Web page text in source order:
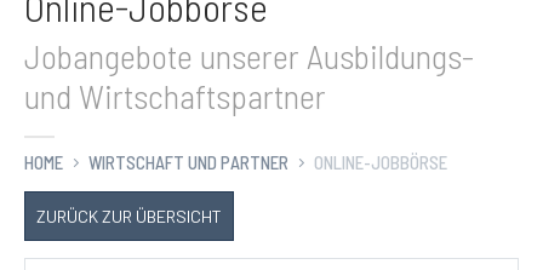
Jobangebote unserer Ausbildungs-
und Wirtschaftspartner
HOME WIRTSCHAFT UND PARTNER ONLINE-JOBBÖRSE
ZURÜCK ZUR ÜBERSICHT